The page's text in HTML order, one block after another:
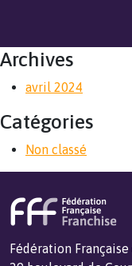
Archives
avril 2024
Catégories
Non classé
Fédération